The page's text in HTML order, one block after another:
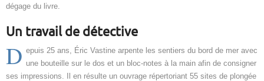
dégage du livre.
Un travail de détective
D epuis 25 ans, Éric Vastine arpente les sentiers du bord de mer avec
une bouteille sur le dos et un bloc-notes à la main afin de consigner
ses impressions. Il en résulte un ouvrage répertoriant 55 sites de plongée